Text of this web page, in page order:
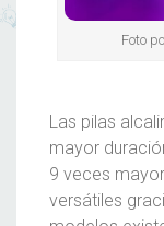
Foto
Las pilas
mayor
9 veces
versátiles